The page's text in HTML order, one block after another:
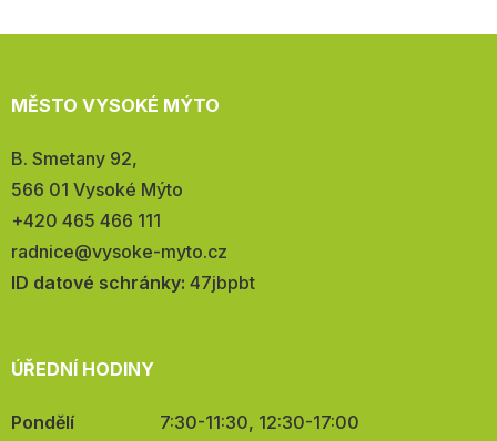
MĚSTO VYSOKÉ MÝTO
Adresa:
B. Smetany 92,
566 01 Vysoké Mýto
Telefon:
+420 465 466 111
E-
mail:
radnice@vysoke-myto.cz
ID datové schránky: 47jbpbt
ÚŘEDNÍ HODINY
Pondělí
7:30-11:30, 12:30-17:00